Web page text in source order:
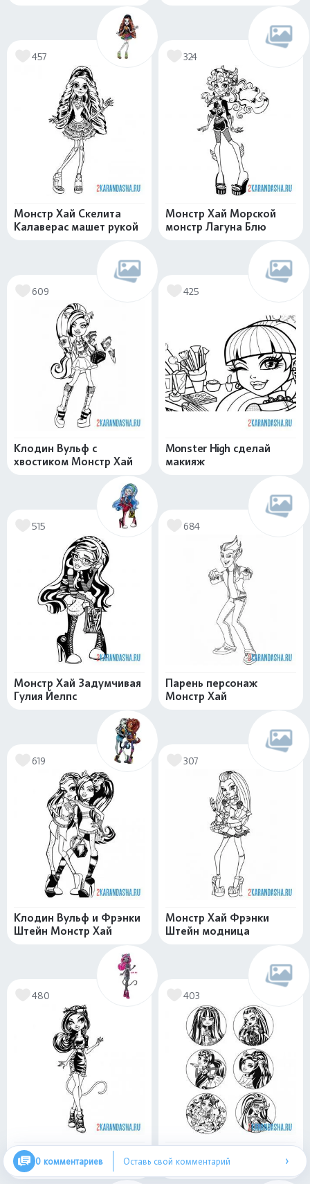
457
Монстр Хай Скелита
Калаверас машет рукой
324
Монстр Хай Морской
монстр Лагуна Блю
609
Клодин Вульф с
хвостиком Монстр Хай
425
Monster High сделай
макияж
515
Монстр Хай Задумчивая
Гулия Йелпс
684
Парень персонаж
Монстр Хай
619
Клодин Вульф и Фрэнки
Штейн Монстр Хай
307
Монстр Хай Фрэнки
Штейн модница
480
Монстр Хай Кэтти Нуар
403
Монстр Хай
0 комментариев Оставь свой комментарий ›